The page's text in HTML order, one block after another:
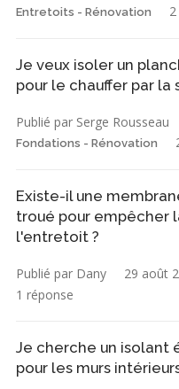
Entretoits - Rénovation
Je veux isoler un
pour le chauffer par la
Publié par Serge Rousseau
Fondations - Rénovation
Existe-il une
troué pour empêcher
l'entretoit ?
Publié par Dany 29 août
1 réponse
Je cherche un
pour les murs